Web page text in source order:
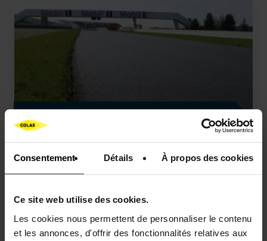
Consentement Détails À propos des cookies
Ce site web utilise des cookies.
Les cookies nous permettent de personnaliser le contenu
et les annonces, d'offrir des fonctionnalités relatives aux
RUGOCOL